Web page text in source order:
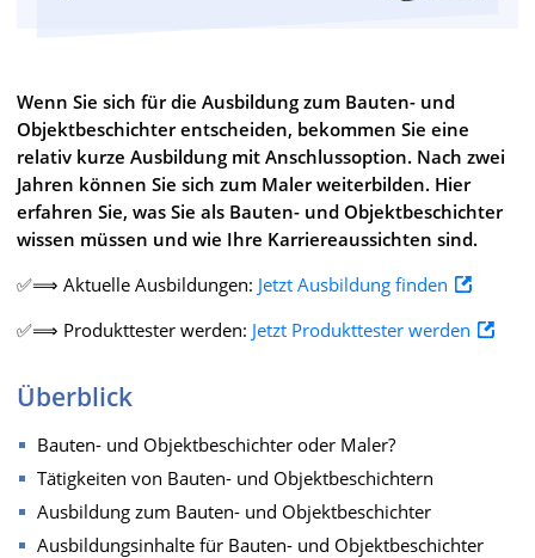
Wenn Sie sich für die Ausbildung zum Bauten- und
Objektbeschichter entscheiden, bekommen Sie eine
relativ kurze Ausbildung mit Anschlussoption. Nach zwei
Jahren können Sie sich zum Maler weiterbilden. Hier
erfahren Sie, was Sie als Bauten- und Objektbeschichter
wissen müssen und wie Ihre Karriereaussichten sind.
✅⟹ Aktuelle Ausbildungen: Jetzt Ausbildung finden
✅⟹ Produkttester werden: Jetzt Produkttester werden
Überblick
Bauten- und Objektbeschichter oder Maler?
Tätigkeiten von Bauten- und Objektbeschichtern
Ausbildung zum Bauten- und Objektbeschichter
Ausbildungsinhalte für Bauten- und Objektbeschichter